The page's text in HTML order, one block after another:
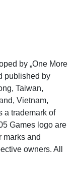
by „One More
published by
Taiwan,
Vietnam,
a trademark of
Games logo are
marks and
owners. All